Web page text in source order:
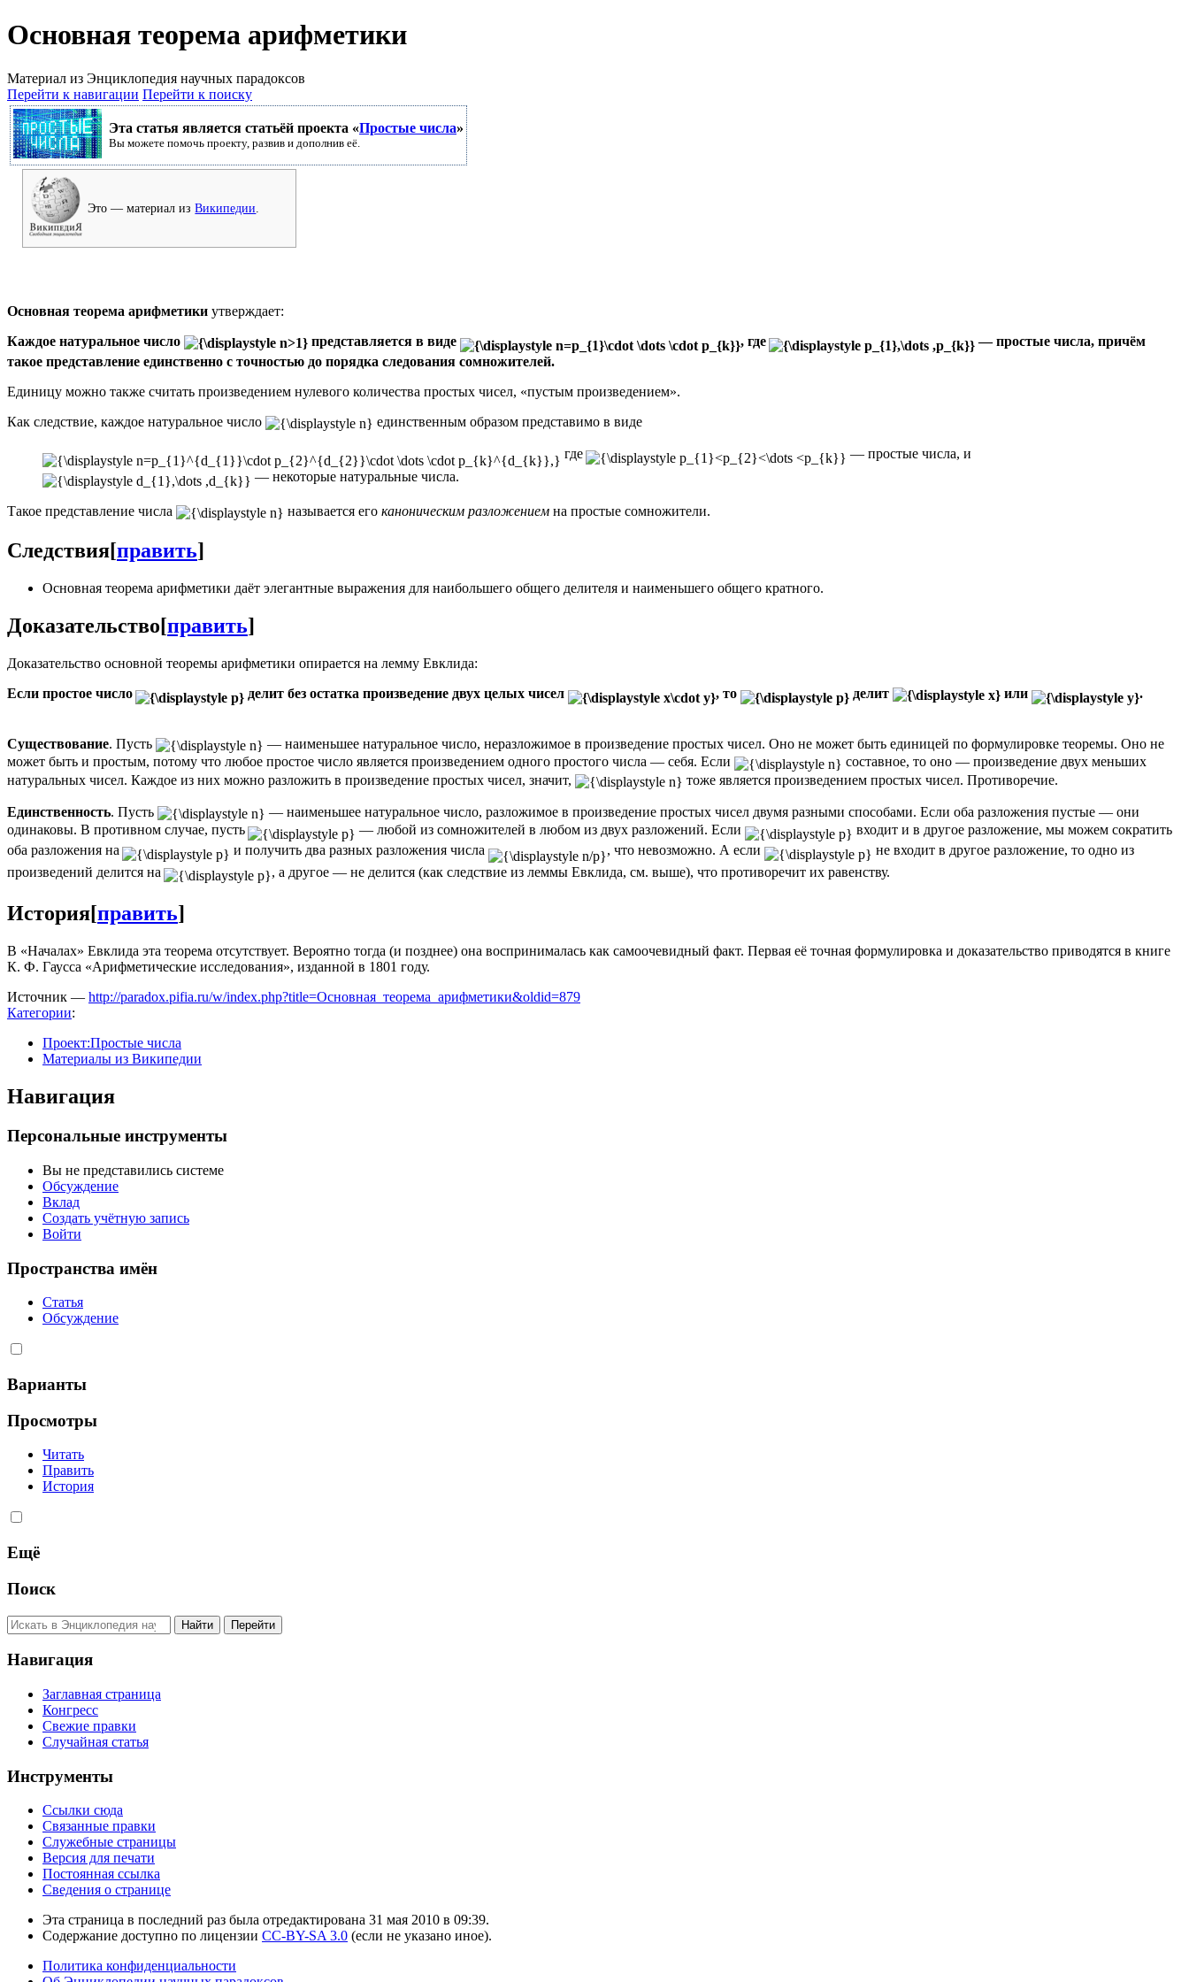
Основная теорема арифметики
Материал из Энциклопедия научных парадоксов
Перейти к навигации Перейти к поиску
Эта статья является статьёй проекта «Простые числа»
Вы можете помочь проекту, развив и дополнив её.
Это — материал изВикипедии
Основная теорема арифметики утверждает:
Каждое натуральное число
представляется в виде , где
— простые числа, причём
такое представление единственно с точностью до порядка следования сомножителей.
Единицу можно также считать произведением нулевого количества простых чисел, «пустым произведением».
Как следствие, каждое натуральное число
единственным образом представимо в виде
где
— простые числа, и
— некоторые натуральные числа.
Такое представление числа называется его каноническим разложением на простые сомножители.
Следствия[править]
Основная теорема арифметики даёт элегантные выражения для наибольшего общего делителя и наименьшего общего кратного.
Доказательство[править]
Доказательство основной теоремы арифметики опирается на лемму Евклида:
Если простое число
делит без остатка произведение двух целых чисел , то делит или .
Существование. Пусть
— наименьшее натуральное число, неразложимое в произведение простых чисел. Оно не может быть единицей по формулировке теоремы. Оно не
может быть и простым, потому что любое простое число является произведением одного простого числа — себя. Если
составное, то оно — произведение двух меньших
натуральных чисел. Каждое из них можно разложить в произведение простых чисел, значит,
тоже является произведением простых чисел. Противоречие.
Единственность. Пусть
— наименьшее натуральное число, разложимое в произведение простых чисел двумя разными способами. Если оба разложения пустые — они
одинаковы. В противном случае, пусть
— любой из сомножителей в любом из двух разложений. Если
входит и в другое разложение, мы можем сократить
оба разложения на
и получить два разных разложения числа , что невозможно. А если
не входит в другое разложение, то одно из
произведений делится на
, а другое — не делится (как следствие из леммы Евклида, см. выше), что противоречит их равенству.
История[править]
В «Началах» Евклида эта теорема отсутствует. Вероятно тогда (и позднее) она воспринималась как самоочевидный факт. Первая её точная формулировка и доказательство приводятся в книге
К. Ф. Гаусса «Арифметические исследования», изданной в 1801 году.
Источник — http://paradox.pifia.ru/w/index.php?title=Основная_теорема_арифметики&oldid=879
Категории:
Проект:Простые числа
Материалы из Википедии
Навигация
Персональные инструменты
Вы не представились системе
Обсуждение
Вклад
Создать учётную запись
Войти
Пространства имён
Статья
Обсуждение
Варианты
Просмотры
Читать
Править
История
Ещё
Поиск
Навигация
Заглавная страница
Конгресс
Свежие правки
Случайная статья
Инструменты
Ссылки сюда
Связанные правки
Служебные страницы
Версия для печати
Постоянная ссылка
Сведения о странице
Эта страница в последний раз была отредактирована 31 мая 2010 в 09:39.
Содержание доступно по лицензии CC-BY-SA 3.0 (если не указано иное).
Политика конфиденциальности